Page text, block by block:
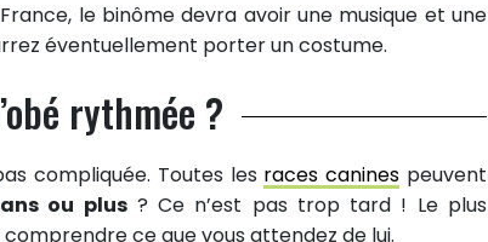
le binôme devra avoir une musique et une
éventuellement porter un costume.
rythmée ?
compliquée. Toutes les races canines peuvent
ou plus? Ce n’est pas trop tard ! Le plus
ce que vous attendez de lui.